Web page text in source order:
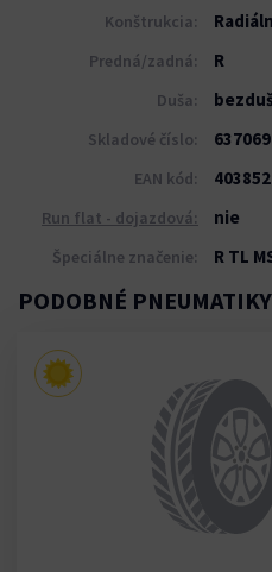
Konštrukcia:
Predná/zadná: R
Duša:
Skladové číslo: 637069
EAN kód:
Run flat - dojazdová: nie
Špeciálne značenie: R TL
PODOBNÉ